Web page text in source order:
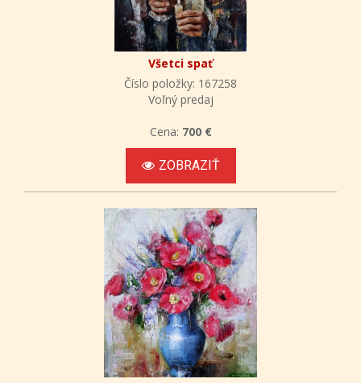
Všetci spať
Číslo položky: 167258
Voľný predaj
Cena: 700 €
ZOBRAZIŤ